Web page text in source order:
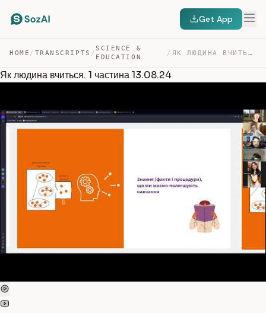
Get App
HOME / TRANSCRIPTS /
SCIENCE &
EDUCATION
/ ЯК ЛЮДИНА ВЧИТЬСЯ. 1 ЧАСТИНА 13.08.24 — TRANSCRIPT
Як людина вчиться. 1 частина 13.08.24